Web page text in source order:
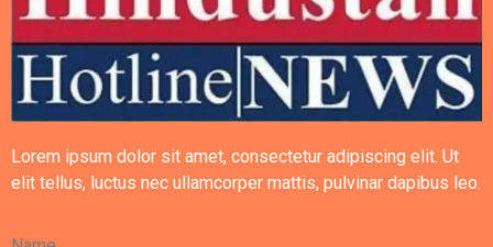
Lorem ipsum dolor sit amet, consectetur adipiscing elit. Ut
elit tellus, luctus nec ullamcorper mattis, pulvinar dapibus leo.